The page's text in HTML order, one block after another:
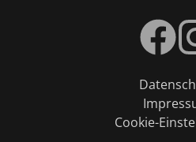
Cookie-